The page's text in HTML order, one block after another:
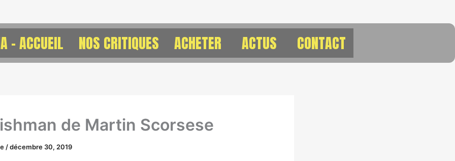
– ACCUEIL NOS CRITIQUES ACHETER ACTUS CONTACT
de Martin Scorsese
/décembre 30, 2019